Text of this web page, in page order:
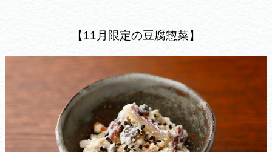
【11月限定の豆腐惣菜】